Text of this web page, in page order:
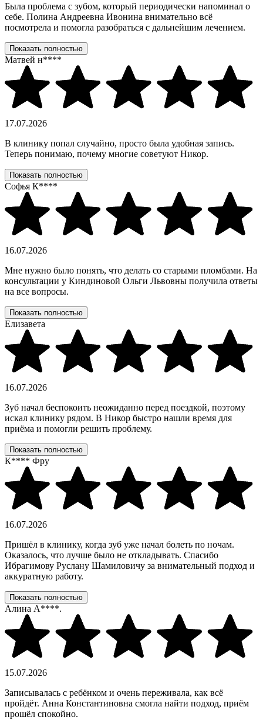
Была проблема с зубом, который периодически напоминал о
себе. Полина Андреевна Ивонина внимательно всё
посмотрела и помогла разобраться с дальнейшим лечением.
Показать полностью
Матвей н****
17.07.2026
В клинику попал случайно, просто была удобная запись.
Теперь понимаю, почему многие советуют Никор.
Показать полностью
Софья К****
16.07.2026
Мне нужно было понять, что делать со старыми пломбами. На
консультации у Киндиновой Ольги Львовны получила ответы
на все вопросы.
Показать полностью
Елизавета
16.07.2026
Зуб начал беспокоить неожиданно перед поездкой, поэтому
искал клинику рядом. В Никор быстро нашли время для
приёма и помогли решить проблему.
Показать полностью
К**** Фру
16.07.2026
Пришёл в клинику, когда зуб уже начал болеть по ночам.
Оказалось, что лучше было не откладывать. Спасибо
Ибрагимову Руслану Шамиловичу за внимательный подход и
аккуратную работу.
Показать полностью
Алина А****.
15.07.2026
Записывалась с ребёнком и очень переживала, как всё
пройдёт. Анна Константиновна смогла найти подход, приём
прошёл спокойно.